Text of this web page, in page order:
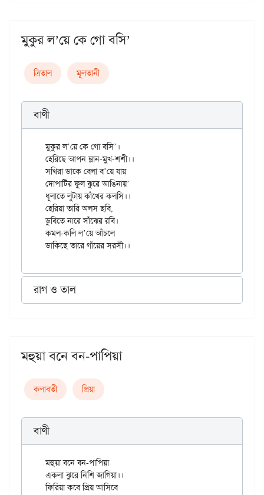
মুকুর ল’য়ে কে গো বসি’
ত্রিতাল মূলতানী
বাণী
মুকুর ল’য়ে কে গো বসি’।
হেরিছে আপন ম্লান-মুখ-শশী।।
সখিরা ডাকে বেলা ব’য়ে যায়
দোপাটির ফুল ঝুরে আঙিনায়’
ধূলাতে লুটায় কাঁখের কলসি।।
হেরিয়া তারি অলস ছবি,
ডুবিতে নারে সাঁঝের রবি।
কমল-কলি ল’য়ে আঁচলে
রাগ ও তাল
মহুয়া বনে বন-পাপিয়া
কলাবতী প্রিয়া
বাণী
মহুয়া বনে বন-পাপিয়া
একলা ঝুরে নিশি জাগিয়া।।
ফিরিয়া কবে প্রিয় আসিবে